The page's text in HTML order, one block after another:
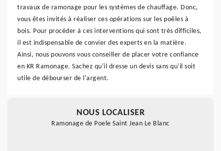
travaux de ramonage pour les systèmes de chauffage. Donc,
vous êtes invités à réaliser ces opérations sur les poêles à
bois. Pour procéder à ces interventions qui sont très difficiles,
il est indispensable de convier des experts en la matière.
Ainsi, nous pouvons vous conseiller de placer votre confiance
en KR Ramonage. Sachez qu'il dresse un devis sans qu'il soit
utile de débourser de l'argent.
NOUS LOCALISER
Ramonage de Poele Saint Jean Le Blanc